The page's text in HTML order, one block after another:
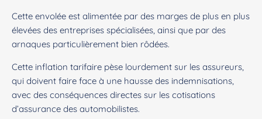
Cette envolée est alimentée par des marges de plus en plus
élevées des entreprises spécialisées, ainsi que par des
arnaques particulièrement bien rôdées.
Cette inflation tarifaire pèse lourdement sur les assureurs,
qui doivent faire face à une hausse des indemnisations,
avec des conséquences directes sur les cotisations
d’assurance des automobilistes.